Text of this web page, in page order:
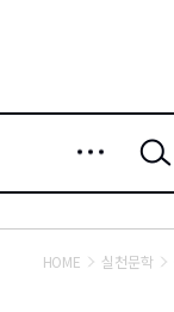
검색
HOME 실천문학